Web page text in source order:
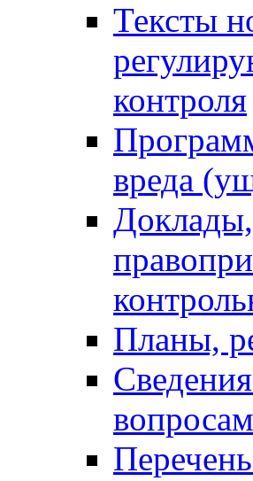
Тексты
контроля
вреда
Планы,